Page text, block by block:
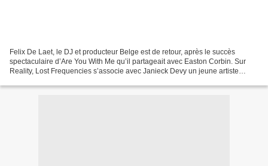
Felix De Laet, le DJ et producteur Belge est de retour, après le succès
spectaculaire d’Are You With Me qu’il partageait avec Easton Corbin. Sur
Reality, Lost Frequencies s’associe avec Janieck Devy un jeune artiste